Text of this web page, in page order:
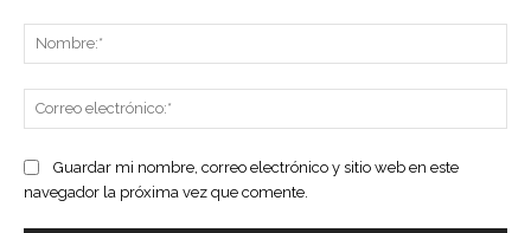
Guardar mi nombre, correo electrónico y sitio web en este
navegador la próxima vez que comente.